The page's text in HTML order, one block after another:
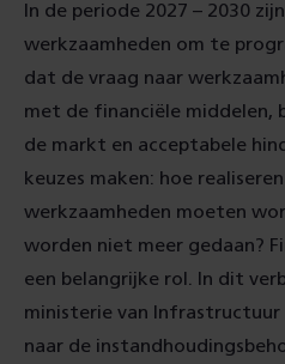
In de periode 2027 – 2030
werkzaamheden om te
dat de vraag naar
met de financiële middelen,
de markt en acceptabele
keuzes maken: hoe
werkzaamheden moeten
worden niet meer gedaan?
een belangrijke rol. In dit
ministerie van
naar de